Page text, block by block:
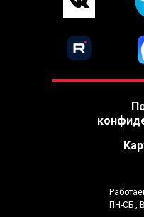
ПН-СБ ,